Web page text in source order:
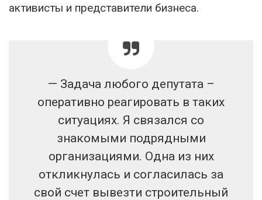
активисты и представители бизнеса.
— Задача любого депутата –
оперативно реагировать в таких
ситуациях. Я связался со
знакомыми подрядными
организациями. Одна из них
откликнулась и согласилась за
свой счет вывезти строительный